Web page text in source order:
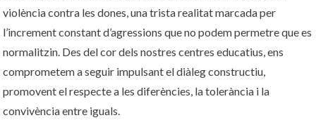
violència contra les dones, una trista realitat marcada per
l’increment constant d’agressions que no podem permetre que es
normalitzin. Des del cor dels nostres centres educatius, ens
comprometem a seguir impulsant el diàleg constructiu,
promovent el respecte a les diferències, la tolerància i la
convivència entre iguals.